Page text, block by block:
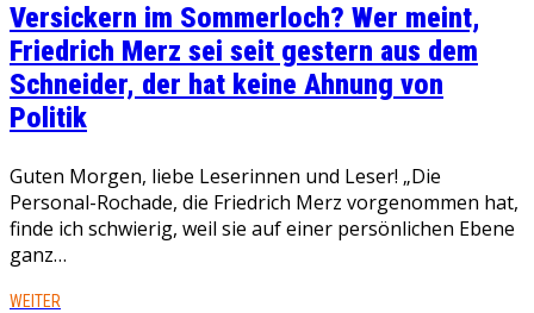
Versickern im Sommerloch? Wer meint,
Friedrich Merz sei seit gestern aus dem
Schneider, der hat keine Ahnung von
Politik
Guten Morgen, liebe Leserinnen und Leser! „Die
Personal-Rochade, die Friedrich Merz vorgenommen hat,
finde ich schwierig, weil sie auf einer persönlichen Ebene
ganz…
WEITER